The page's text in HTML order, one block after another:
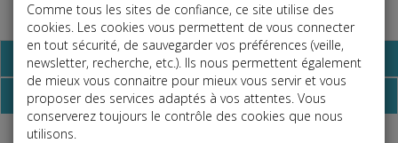
a
Base documentaire
Dépêches
Comme tous les sites de confiance, ce site utilise des
cookies. Les cookies vous permettent de vous connecter
en tout sécurité, de sauvegarder vos préférences (veille,
newsletter, recherche, etc.). Ils nous permettent également
de mieux vous connaitre pour mieux vous servir et vous
proposer des services adaptés à vos attentes. Vous
conserverez toujours le contrôle des cookies que nous
utilisons.